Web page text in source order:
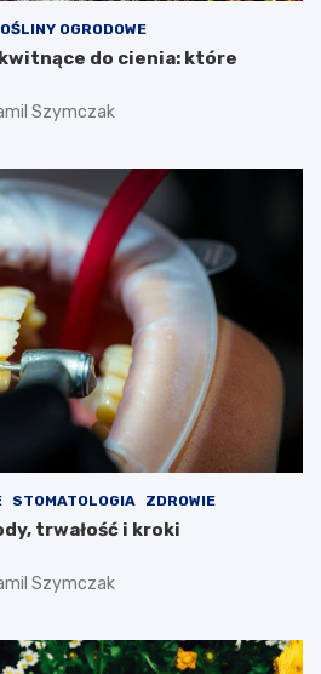
OGRODOWE
do cienia: które
Szymczak
STOMATOLOGIA ZDROWIE
trwałość i kroki
Szymczak